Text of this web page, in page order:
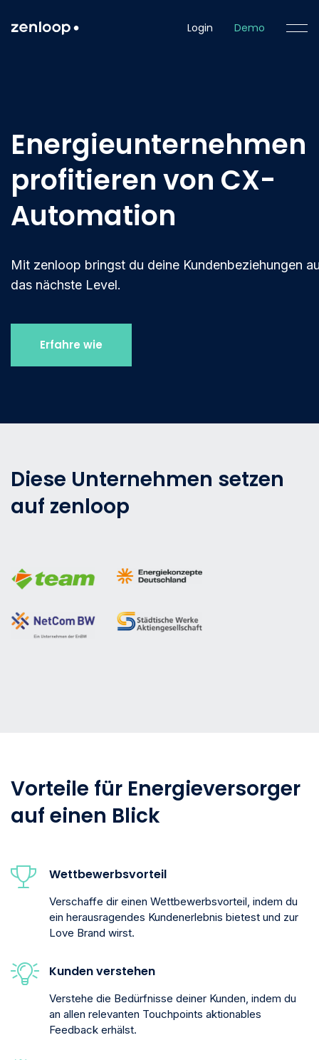
Login Demo
Energieunternehmen
profitieren von CX-
Automation
Mit zenloop bringst du deine Kundenbeziehungen
das nächste Level.
Erfahre wie
Diese Unternehmen setzen
auf zenloop
Vorteile für Energieversorger
auf einen Blick
Wettbewerbsvorteil
Verschaffe dir einen Wettbewerbsvorteil, indem du
ein herausragendes Kundenerlebnis bietest und zur
Love Brand wirst.
Kunden verstehen
Verstehe die Bedürfnisse deiner Kunden, indem du
an allen relevanten Touchpoints aktionables
Feedback erhälst.